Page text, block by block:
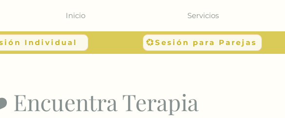
Inicio Servicios
Individual 💞Sesión para Parejas
Encuentra Terapia